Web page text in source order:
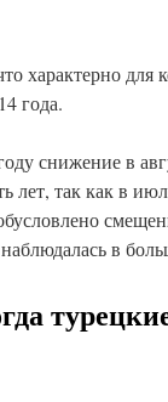
характерно для
года.
снижение в
лет, так как в
в